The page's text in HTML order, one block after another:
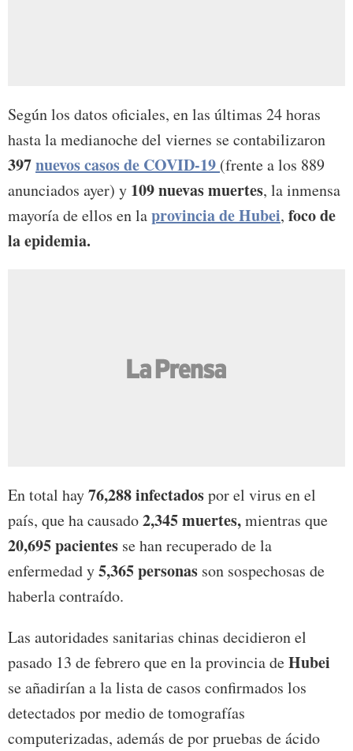
Según los datos oficiales, en las últimas 24 horas
hasta la medianoche del viernes se contabilizaron
397nuevos casos de COVID-19 (frente a los 889
anunciados ayer) y 109 nuevas muertes, la inmensa
mayoría de ellos en laprovincia de Hubei, foco de
la epidemia.
En total hay76,288 infectadospor el virus en el
país, que ha causado2,345 muertes,mientras que
20,695 pacientes se han recuperado de la
enfermedad y5,365 personas son sospechosas de
haberla contraído.
Las autoridades sanitarias chinas decidieron el
pasado 13 de febrero que en la provincia deHubei
se añadirían a la lista de casos confirmados los
detectados por medio de tomografías
computerizadas, además de por pruebas de ácido